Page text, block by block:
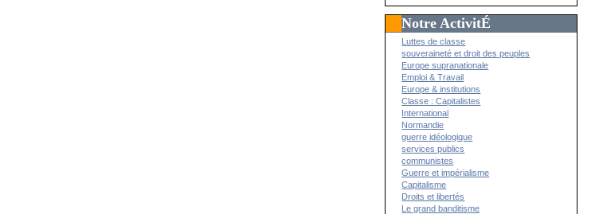
Notre ActivitÉ
Luttes de classe
souveraineté et droit des peuples
Europe supranationale
Emploi & Travail
Europe & institutions
Classe : Capitalistes
International
Normandie
guerre idéologique
services publics
communistes
Guerre et impérialisme
Capitalisme
Droits et libertés
Le grand banditisme